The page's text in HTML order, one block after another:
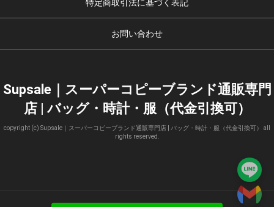
特定商取引法に基づく表記
お問い合わせ
Supsale｜スーパーコピーブランド通販専門
店 | バッグ・時計・服（代金引換可）
copyright (c) Supsale｜スーパーコピーブランド通販専門店 | バッグ・時計・服（代金引換可） all
rights reserved.